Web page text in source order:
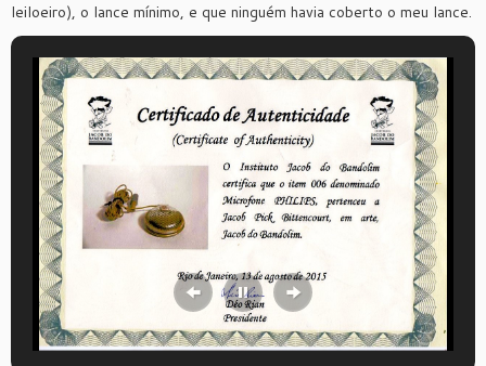
leiloeiro), o lance mínimo, e que ninguém havia coberto o meu lance.